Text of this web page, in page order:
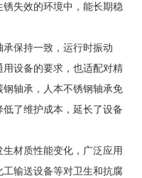
失效的环境中，能长期稳
保持一致，运行时振动
设备的要求，也适配对精
轴承，人本不锈钢轴承免
了维护成本，延长了设备
材质性能变化，广泛应用
输送设备等对卫生和抗腐